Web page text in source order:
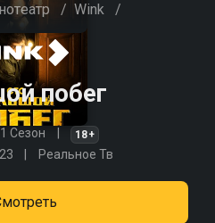
/ Wink /
побег
1 Сезон 18+
Реальное Тв